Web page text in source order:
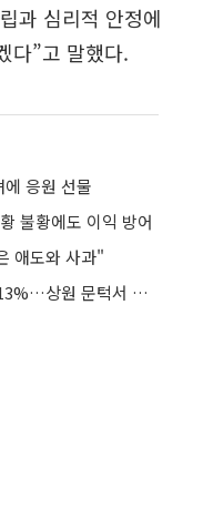
과 심리적 안정에
다”고 말했다.
응원 선물
불황에도 이익 방어
애도와 사과"
美 클래리티 법안 연내 통과 가능성 13%…상원 문턱서 제동